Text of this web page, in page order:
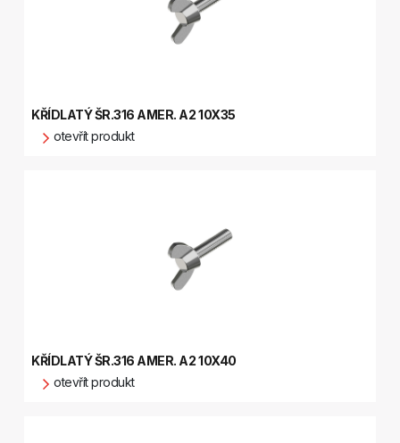
KŘÍDLATÝ ŠR.316 AMER. A2 10X35
otevřít produkt
KŘÍDLATÝ ŠR.316 AMER. A2 10X40
otevřít produkt